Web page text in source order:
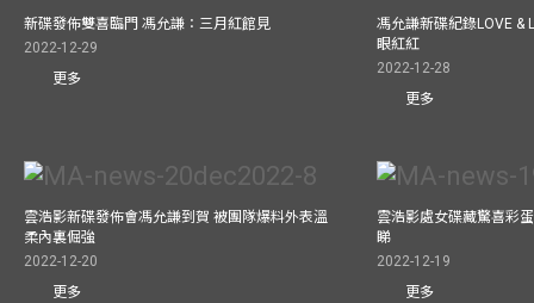
新碟發佈雙喜臨門 馮允謙：三月紅館見
2022-12-29
更多
馮允謙新碟紀錄LOVE &
眼紅紅
2022-12-28
更多
雲浩影新碟發佈會馮允謙到賀 被團隊爆料外表溫
柔內裏倔強
2022-12-20
更多
雲浩影處女碟藏驚喜彩
睇
2022-12-19
更多